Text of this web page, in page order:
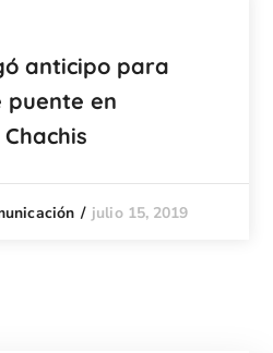
anticipo para
puente en
julio 15, 2019